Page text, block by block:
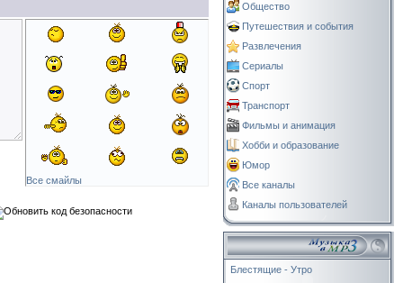
Все смайлы
Общество
Путешествия и события
Развлечения
Сериалы
Спорт
Транспорт
Фильмы и анимация
Хобби и образование
Юмор
Все каналы
Каналы пользователей
Блестящие - Утро